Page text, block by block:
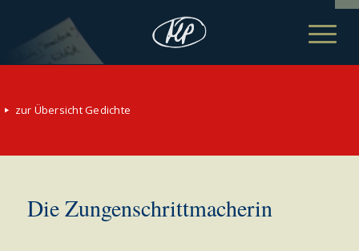
zur Übersicht Gedichte
Die Zungenschrittmacherin